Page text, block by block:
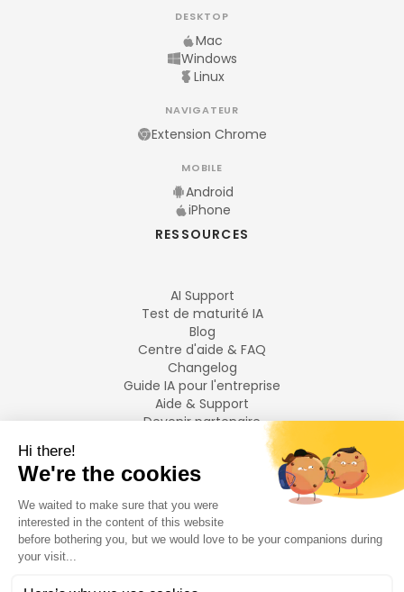
DESKTOP
Mac
Windows
Linux
NAVIGATEUR
Extension Chrome
MOBILE
Android
iPhone
RESSOURCES
AI Support
Test de maturité IA
Blog
Centre d'aide & FAQ
Changelog
Guide IA pour l'entreprise
Aide & Support
Devenir partenaire
LANGUES
Français
English